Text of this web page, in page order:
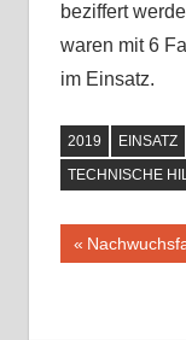
beziffert
waren mit 6
im Einsatz.
2019 EINSATZ
TECHNISCHE
Vorheriger